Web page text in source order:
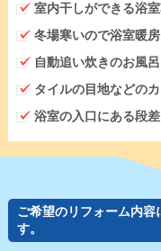
室内干しができる浴
冬場寒いので浴室暖
自動追い炊きのお風
タイルの目地などの
浴室の入口にある段
ご希望のリフォーム内容
す。